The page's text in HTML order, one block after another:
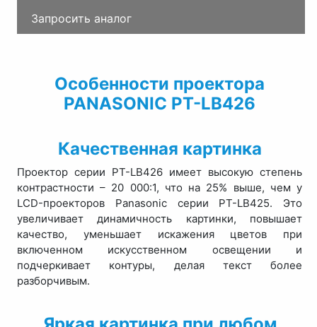
Запросить аналог
Особенности проектора
PANASONIC PT-LB426
Качественная картинка
Проектор серии PT-LB426 имеет высокую степень
контрастности – 20 000:1, что на 25% выше, чем у
LCD-проекторов Panasonic серии PT-LB425. Это
увеличивает динамичность картинки, повышает
качество, уменьшает искажения цветов при
включенном искусственном освещении и
подчеркивает контуры, делая текст более
разборчивым.